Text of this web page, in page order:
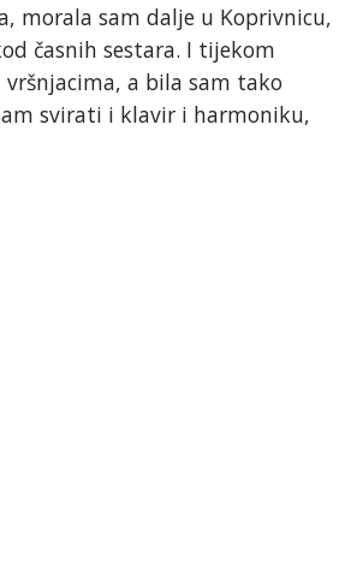
morala sam dalje u Koprivnicu,
časnih sestara. I tijekom
a bila sam tako
svirati i klavir i harmoniku,